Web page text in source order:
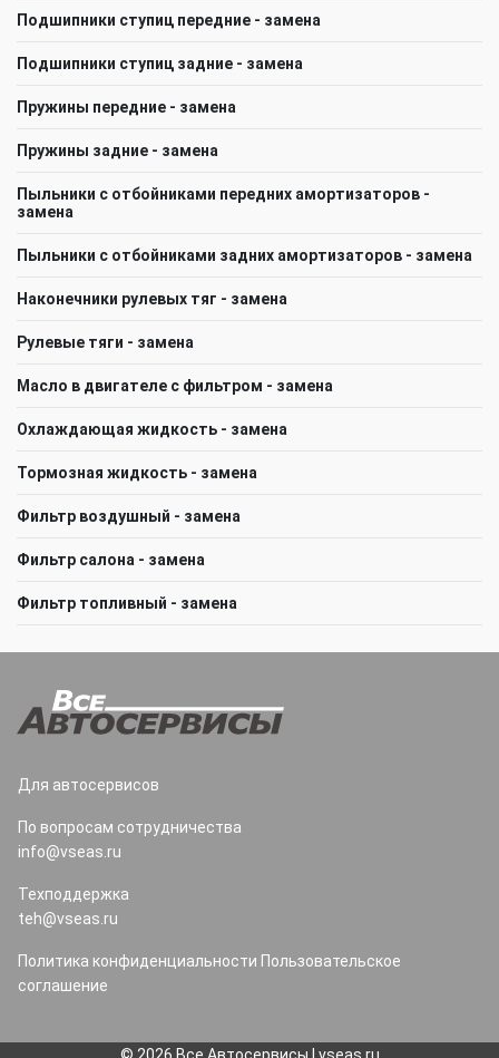
Подшипники ступиц передние - замена
Подшипники ступиц задние - замена
Пружины передние - замена
Пружины задние - замена
Пыльники с отбойниками передних амортизаторов -
замена
Пыльники с отбойниками задних амортизаторов - замена
Наконечники рулевых тяг - замена
Рулевые тяги - замена
Масло в двигателе с фильтром - замена
Охлаждающая жидкость - замена
Тормозная жидкость - замена
Фильтр воздушный - замена
Фильтр салона - замена
Фильтр топливный - замена
Для автосервисов
По вопросам сотрудничества
info@vseas.ru
Техподдержка
teh@vseas.ru
Политика конфиденциальности Пользовательское
соглашение